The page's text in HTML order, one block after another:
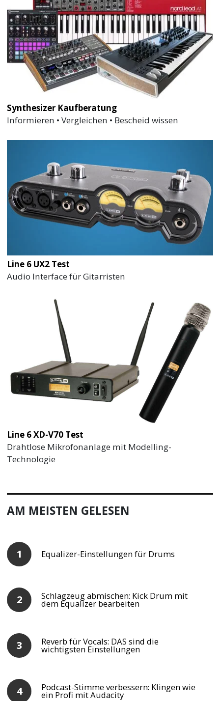
Synthesizer Kaufberatung
Informieren • Vergleichen • Bescheid wissen
Line 6 UX2 Test
Audio Interface für Gitarristen
Line 6 XD-V70 Test
Drahtlose Mikrofonanlage mit Modelling-
Technologie
AM MEISTEN GELESEN
Equalizer-Einstellungen für Drums
Schlagzeug abmischen: Kick Drum mit
dem Equalizer bearbeiten
Reverb für Vocals: DAS sind die
wichtigsten Einstellungen
Podcast-Stimme verbessern: Klingen wie
ein Profi mit Audacity